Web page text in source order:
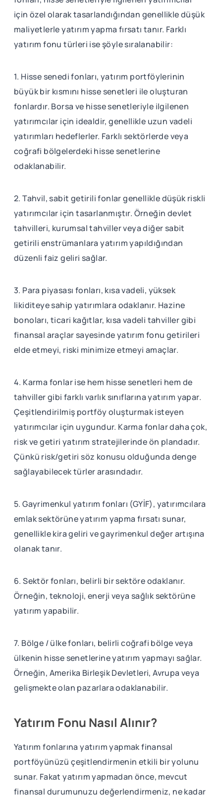
için özel olarak tasarlandığından genellikle düşük
maliyetlerle yatırım yapma fırsatı tanır. Farklı
yatırım fonu türleri ise şöyle sıralanabilir:
1. Hisse senedi fonları, yatırım portföylerinin
büyük bir kısmını hisse senetleri ile oluşturan
fonlardır. Borsa ve hisse senetleriyle ilgilenen
yatırımcılar için idealdir, genellikle uzun vadeli
yatırımları hedeflerler. Farklı sektörlerde veya
coğrafi bölgelerdeki hisse senetlerine
odaklanabilir.
2. Tahvil, sabit getirili fonlar genellikle düşük riskli
yatırımcılar için tasarlanmıştır. Örneğin devlet
tahvilleri, kurumsal tahviller veya diğer sabit
getirili enstrümanlara yatırım yapıldığından
düzenli faiz geliri sağlar.
3. Para piyasası fonları, kısa vadeli, yüksek
likiditeye sahip yatırımlara odaklanır. Hazine
bonoları, ticari kağıtlar, kısa vadeli tahviller gibi
finansal araçlar sayesinde yatırım fonu getirileri
elde etmeyi, riski minimize etmeyi amaçlar.
4. Karma fonlar ise hem hisse senetleri hem de
tahviller gibi farklı varlık sınıflarına yatırım yapar.
Çeşitlendirilmiş portföy oluşturmak isteyen
yatırımcılar için uygundur. Karma fonlar daha çok,
risk ve getiri yatırım stratejilerinde ön plandadır.
Çünkü risk/getiri söz konusu olduğunda denge
sağlayabilecek türler arasındadır.
5. Gayrimenkul yatırım fonları (GYİF), yatırımcılara
emlak sektörüne yatırım yapma fırsatı sunar,
genellikle kira geliri ve gayrimenkul değer artışına
olanak tanır.
6. Sektör fonları, belirli bir sektöre odaklanır.
Örneğin, teknoloji, enerji veya sağlık sektörüne
yatırım yapabilir.
7. Bölge / ülke fonları, belirli coğrafi bölge veya
ülkenin hisse senetlerine yatırım yapmayı sağlar.
Örneğin, Amerika Birleşik Devletleri, Avrupa veya
gelişmekte olan pazarlara odaklanabilir.
Yatırım Fonu Nasıl Alınır?
Yatırım fonlarına yatırım yapmak finansal
portföyünüzü çeşitlendirmenin etkili bir yolunu
sunar. Fakat yatırım yapmadan önce, mevcut
finansal durumunuzu değerlendirmeniz, ne kadar